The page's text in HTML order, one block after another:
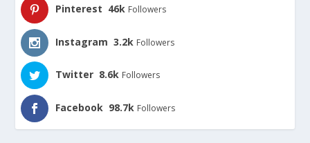
Pinterest 46k Followers
Instagram 3.2k Followers
Twitter 8.6k Followers
Facebook 98.7k Followers